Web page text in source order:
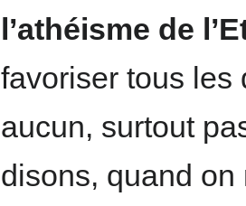
l’athéisme de
favoriser tous les
aucun, surtout
disons, quand